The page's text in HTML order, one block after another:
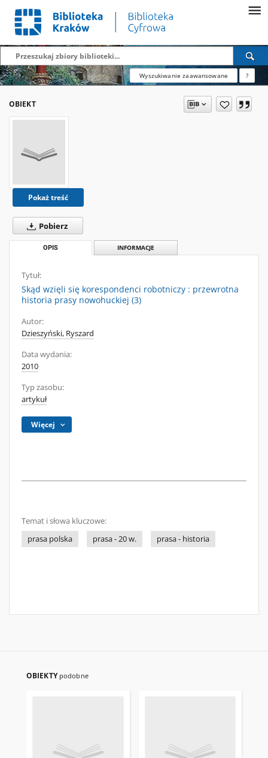
Wyszukiwanie zaawansowane ?
OBIEKT
Pokaż treść
Pobierz
OPIS INFORMACJE
Tytuł:
Skąd wzięli się korespondenci robotniczy : przewrotna
historia prasy nowohuckiej (3)
Autor:
Dzieszyński, Ryszard
Data wydania:
2010
Typ zasobu:
artykuł
Więcej
Temat i słowa kluczowe:
prasa polska
prasa - 20 w. prasa - historia
OBIEKTY podobne